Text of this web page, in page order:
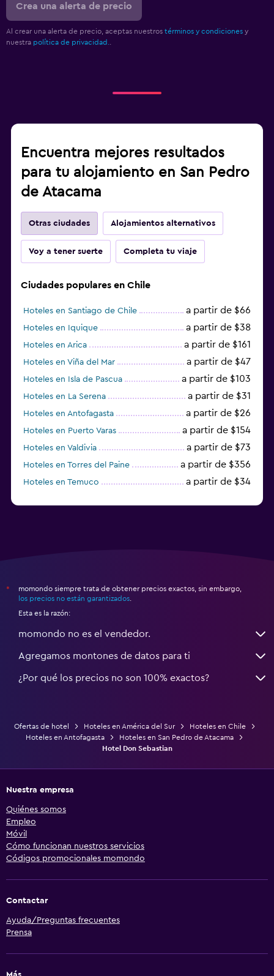
Crea una alerta de precio
Al crear una alerta de precio, aceptas nuestros términos y condiciones y
nuestra política de privacidad.
Encuentra mejores resultados
para tu alojamiento en San Pedro
de Atacama
Otras ciudades Alojamientos alternativos
Voy a tener suerte Completa tu viaje
Ciudades populares en Chile
Hoteles en Santiago de Chile a partir de $66
Hoteles en Iquique a partir de $38
Hoteles en Arica a partir de $161
Hoteles en Viña del Mar a partir de $47
Hoteles en Isla de Pascua a partir de $103
Hoteles en La Serena a partir de $31
Hoteles en Antofagasta a partir de $26
Hoteles en Puerto Varas a partir de $154
Hoteles en Valdivia a partir de $73
Hoteles en Torres del Paine a partir de $356
Hoteles en Temuco a partir de $34
*
momondo siempre trata de obtener precios exactos, sin embargo,
los precios no están garantizados
Esta es la razón:
momondo no es el vendedor.
Agregamos montones de datos para ti
¿Por qué los precios no son 100% exactos?
Ofertas de hotel Hoteles en América del Sur
Hoteles en Chile
Hoteles en Antofagasta
Hoteles en San Pedro de Atacama
Hotel Don Sebastian
Nuestra empresa
Quiénes somos
Empleo
Móvil
Cómo funcionan nuestros servicios
Códigos promocionales momondo
Contactar
Ayuda/Preguntas frecuentes
Prensa